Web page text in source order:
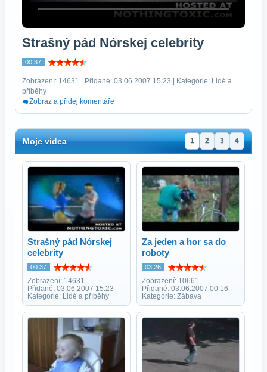
Strašný pád Nórskej celebrity
00:37
Zobrazení: 14631 | Přidané: 03.06.2007 15:23 | Kategorie: Lidé a
příběhy
Zobraz a přidej komentáře
Moje videa 1 2 3 4
Strašný pád Nórskej
celebrity
00:37
Zobrazení: 14631
Přidané: 03.06.2007 15:23
Kategorie: Lidé a příběhy
Za jeden a hor sa do
roboty
03:26
Zobrazení: 10661
Přidané: 03.06.2007 00:16
Kategorie: Zábava